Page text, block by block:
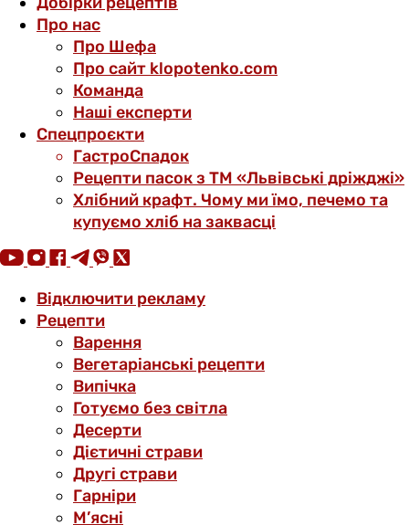
Про нас
Про Шефа
Про сайт klopotenko.com
Команда
Наші експерти
Спецпроєкти
ГастроСпадок
Рецепти пасок з ТМ «Львівські дріжджі»
Хлібний крафт. Чому ми їмо, печемо та
купуємо хліб на заквасці
Відключити рекламу
Рецепти
Варення
Вегетаріанські рецепти
Випічка
Готуємо без світла
Десерти
Дієтичні страви
Другі страви
Гарніри
М’ясні